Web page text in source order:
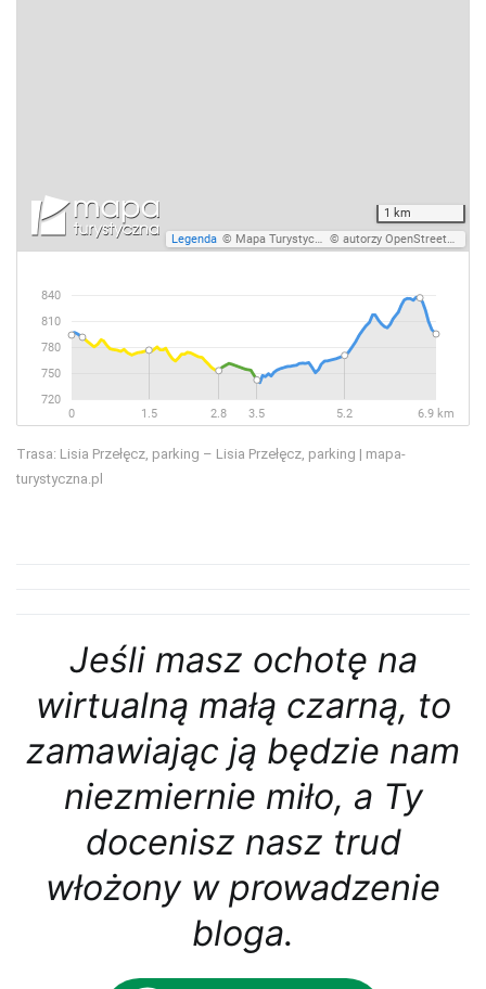
Trasa: Lisia Przełęcz, parking – Lisia Przełęcz, parking | mapa-
turystyczna.pl
Jeśli masz ochotę na
wirtualną małą czarną, to
zamawiając ją będzie nam
niezmiernie miło, a Ty
docenisz nasz trud
włożony w prowadzenie
bloga.